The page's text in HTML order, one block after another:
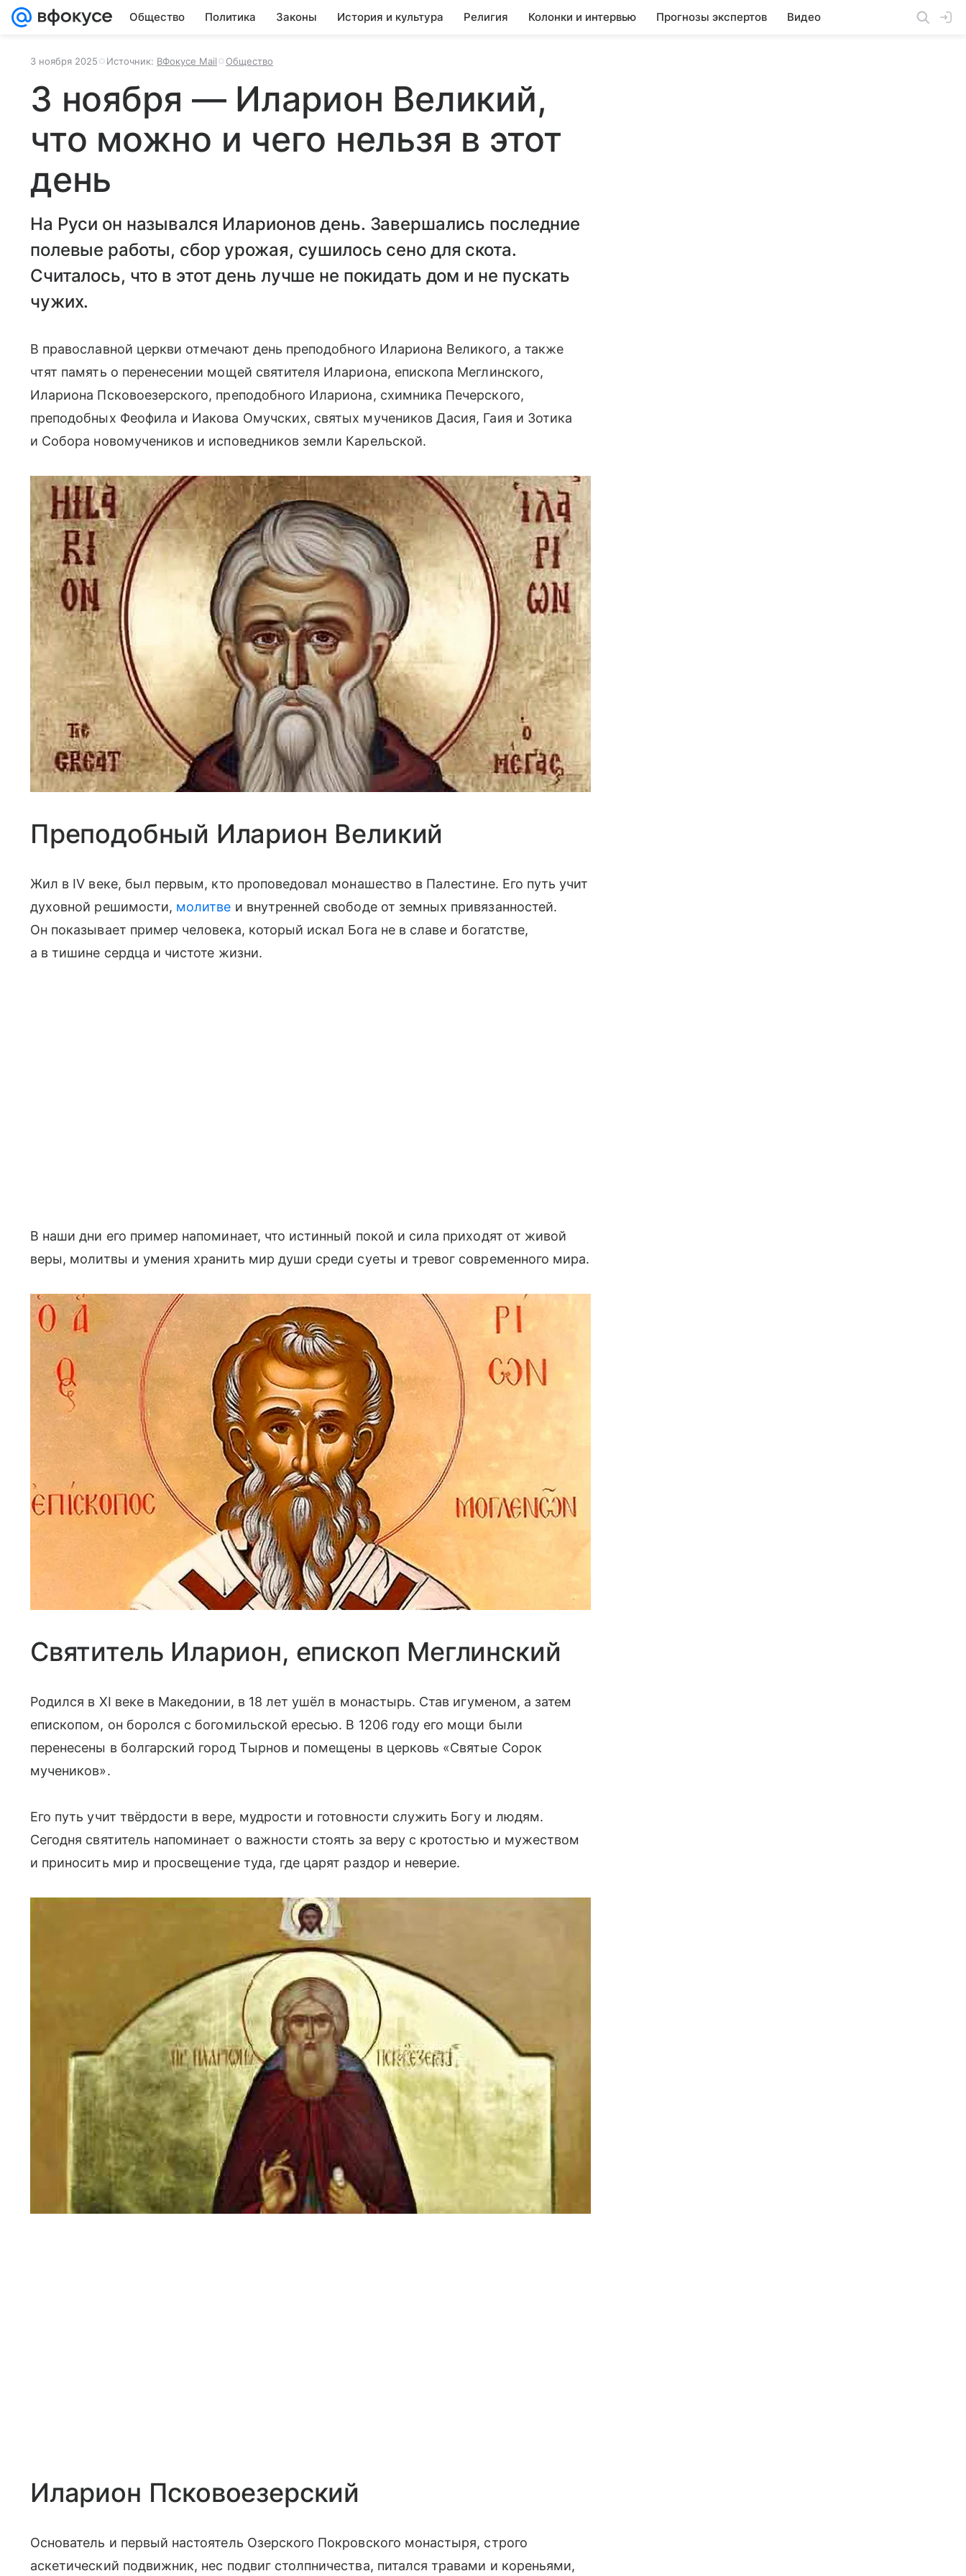
Общество Политика Законы История и культура Религия Колонки и интервью Прогнозы экспертов Видео
3 ноября 2025 Источник: ВФокусе Mail Общество
3 ноября — Иларион Великий,
что можно и чего нельзя в этот
день
На Руси он назывался Иларионов день. Завершались последние
полевые работы, сбор урожая, сушилось сено для скота.
Считалось, что в этот день лучше не покидать дом и не пускать
чужих.
В православной церкви отмечают день преподобного Илариона Великого, а также
чтят память о перенесении мощей святителя Илариона, епископа Меглинского,
Илариона Псковоезерского, преподобного Илариона, схимника Печерского,
преподобных Феофила и Иакова Омучских, святых мучеников Дасия, Гаия и Зотика
и Собора новомучеников и исповедников земли Карельской.
Преподобный Иларион Великий
Жил в IV веке, был первым, кто проповедовал монашество в Палестине. Его путь учит
духовной решимости, молитве и внутренней свободе от земных привязанностей.
Он показывает пример человека, который искал Бога не в славе и богатстве,
а в тишине сердца и чистоте жизни.
В наши дни его пример напоминает, что истинный покой и сила приходят от живой
веры, молитвы и умения хранить мир души среди суеты и тревог современного мира.
Святитель Иларион, епископ Меглинский
Родился в XI веке в Македонии, в 18 лет ушёл в монастырь. Став игуменом, а затем
епископом, он боролся с богомильской ересью. В 1206 году его мощи были
перенесены в болгарский город Тырнов и помещены в церковь «Святые Сорок
мучеников».
Его путь учит твёрдости в вере, мудрости и готовности служить Богу и людям.
Сегодня святитель напоминает о важности стоять за веру с кротостью и мужеством
и приносить мир и просвещение туда, где царят раздор и неверие.
Иларион Псковоезерский
Основатель и первый настоятель Озерского Покровского монастыря, строго
аскетический подвижник, нес подвиг столпничества, питался травами и кореньями,